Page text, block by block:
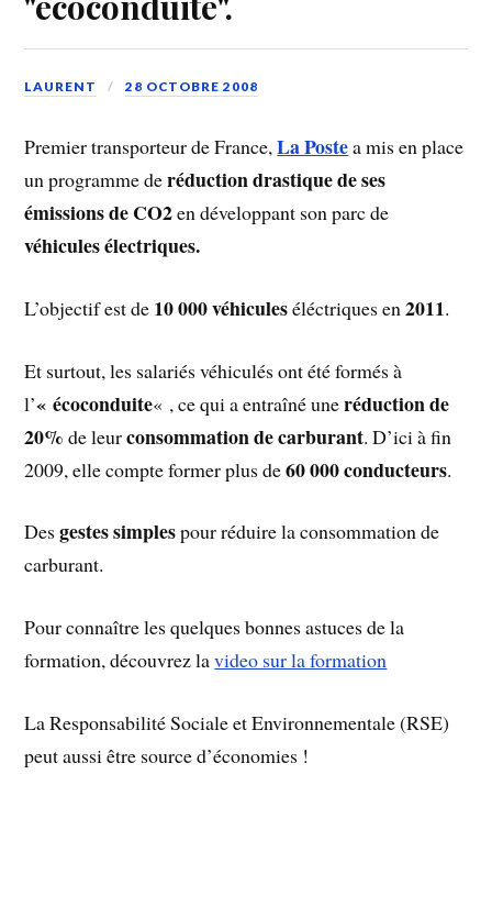
LAURENT 28 OCTOBRE 2008
Premier transporteur de France,La Postea mis en place
un programme deréduction drastique de ses
émissions de CO2en développant son parc de
véhicules électriques.
L’objectif est de 10 000 véhiculeséléctriques en2011.
Et surtout, les salariés véhiculés ont été formés à
l’« écoconduite« , ce qui a entraîné uneréduction de
20%de leurconsommation de carburant. D’ici à fin
2009, elle compte former plus de60 000 conducteurs.
Desgestes simplespour réduire la consommation de
carburant.
Pour connaître les quelques bonnes astuces de la
formation, découvrez lavideo sur la formation
La Responsabilité Sociale et Environnementale (RSE)
peut aussi être source d’économies !